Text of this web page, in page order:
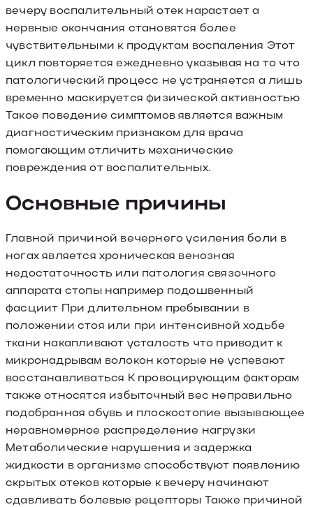
вечеру воспалительный отек нарастает а
нервные окончания становятся более
чувствительными к продуктам воспаления Этот
цикл повторяется ежедневно указывая на то что
патологический процесс не устраняется а лишь
временно маскируется физической активностью
Такое поведение симптомов является важным
диагностическим признаком для врача
помогающим отличить механические
повреждения от воспалительных.
Основные причины
Главной причиной вечернего усиления боли в
ногах является хроническая венозная
недостаточность или патология связочного
аппарата стопы например подошвенный
фасциит При длительном пребывании в
положении стоя или при интенсивной ходьбе
ткани накапливают усталость что приводит к
микронадрывам волокон которые не успевают
восстанавливаться К провоцирующим факторам
также относятся избыточный вес неправильно
подобранная обувь и плоскостопие вызывающее
неравномерное распределение нагрузки
Метаболические нарушения и задержка
жидкости в организме способствуют появлению
скрытых отеков которые к вечеру начинают
сдавливать болевые рецепторы Также причиной